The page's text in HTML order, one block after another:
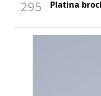
295 Platina